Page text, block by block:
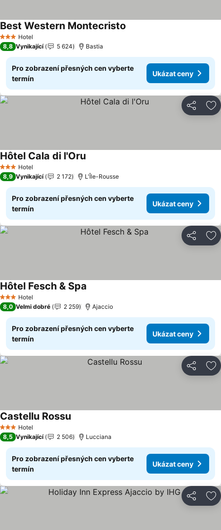
3 Počet hvězdiček
Hotel
Best Western Montecristo
8,8 Vynikající 5 624 Bastia
Pro zobrazení přesných cen vyberte
termín
Ukázat ceny
Sdílet
3 Počet hvězdiček
Hotel
Hôtel Cala di l'Oru
8,9 Vynikající 2 172 L'Île-Rousse
Pro zobrazení přesných cen vyberte
termín
Ukázat ceny
Sdílet
3 Počet hvězdiček
Hotel
Hôtel Fesch & Spa
8,0 Velmi dobré 2 259 Ajaccio
Pro zobrazení přesných cen vyberte
termín
Ukázat ceny
Sdílet
3 Počet hvězdiček
Hotel
Castellu Rossu
8,5 Vynikající 2 506 Lucciana
Pro zobrazení přesných cen vyberte
termín
Ukázat ceny
Sdílet